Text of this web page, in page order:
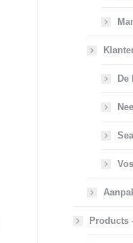
De
Products